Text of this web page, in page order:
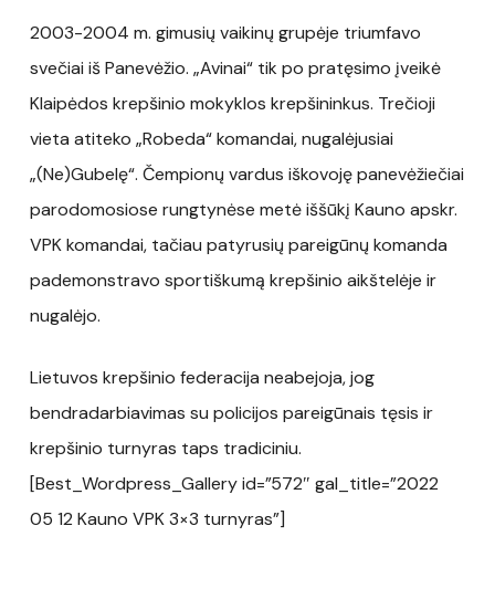
2003-2004 m. gimusių vaikinų grupėje triumfavo
svečiai iš Panevėžio. „Avinai“ tik po pratęsimo įveikė
Klaipėdos krepšinio mokyklos krepšininkus. Trečioji
vieta atiteko „Robeda“ komandai, nugalėjusiai
„(Ne)Gubelę“. Čempionų vardus iškovoję panevėžiečiai
parodomosiose rungtynėse metė iššūkį Kauno apskr.
VPK komandai, tačiau patyrusių pareigūnų komanda
pademonstravo sportiškumą krepšinio aikštelėje ir
nugalėjo.
Lietuvos krepšinio federacija neabejoja, jog
bendradarbiavimas su policijos pareigūnais tęsis ir
krepšinio turnyras taps tradiciniu.
[Best_Wordpress_Gallery id=”572″ gal_title=”2022
05 12 Kauno VPK 3×3 turnyras”]